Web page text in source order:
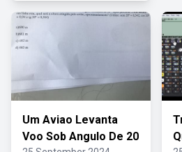
Um Aviao Levanta
Voo Sob Angulo De 20